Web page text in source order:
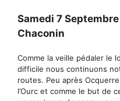
Samedi 7
Chaconin
Comme la veille pédaler le
difficile nous continuons
routes. Peu après
l’Ourc et comme le but de